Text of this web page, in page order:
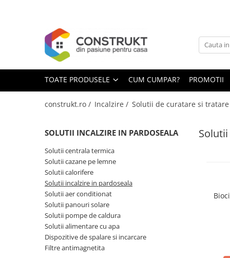
Toate Produsele
Centrale termice
Termoseminee, seminee si sobe
Cazane pe combustibil solid
Termostate de ambient
Aeroterme si destratificatoare de
Radiatoare si convectoare
Incalzire in pardoseala
Panouri radiante si incalzitoare cu
Solutii de curatare si tratare
Schimbatoare de caldura
TOATE PRODUSELE CUM CUMPAR? PROMOTII
construkt.ro / Incalzire / Solutii de curatare si
SOLUTII INCALZIRE IN PARDOSEALA
Solutii centrala termica
Solutii cazane pe lemne
Solutii calorifere
Solutii incalzire in pardoseala
Solutii aer conditionat
Solutii panouri solare
Solutii pompe de caldura
Solutii alimentare cu apa
Dispozitive de spalare si incarcare
Filtre antimagnetita